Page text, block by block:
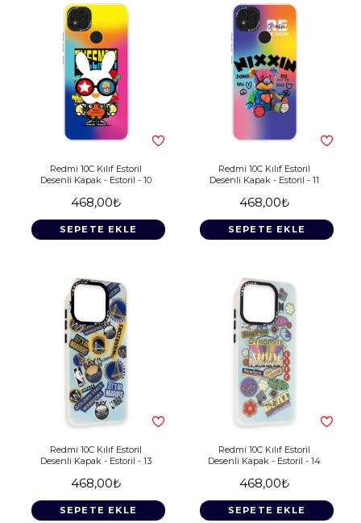
Redmi 10C Kılıf Estoril
Desenli Kapak - Estoril - 10
468,00₺
SEPETE EKLE
Redmi 10C Kılıf Estoril
Desenli Kapak - Estoril - 11
468,00₺
SEPETE EKLE
Redmi 10C Kılıf Estoril
Desenli Kapak - Estoril - 13
468,00₺
SEPETE EKLE
Redmi 10C Kılıf Estoril
Desenli Kapak - Estoril - 14
468,00₺
SEPETE EKLE